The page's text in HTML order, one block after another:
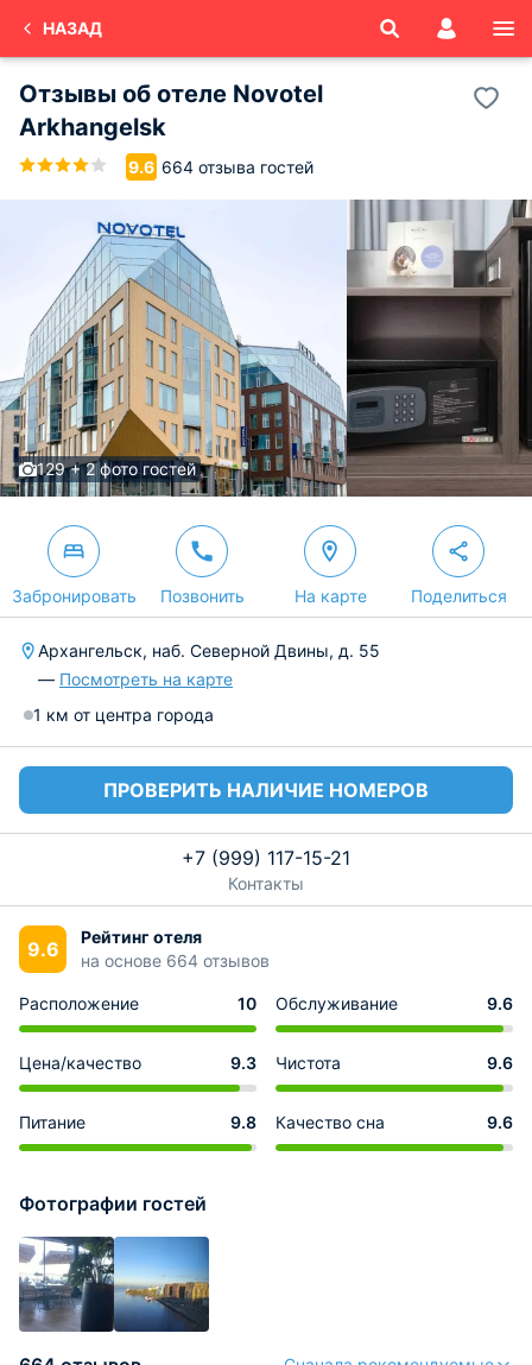
НАЗАД
Отзывы об отеле Novotel
Arkhangelsk
9.6 664 отзыва гостей
129 + 2 фото гостей
Забронировать Позвонить На карте Поделиться
Архангельск, наб. Северной Двины, д. 55
— Посмотреть на карте
1 км от центра города
ПРОВЕРИТЬ НАЛИЧИЕ НОМЕРОВ
+7 (999) 117-15-21
Контакты
9.6
Рейтинг отеля
на основе 664 отзывов
Расположение 10 Обслуживание 9.6
Цена/качество 9.3 Чистота 9.6
Питание 9.8 Качество сна 9.6
Фотографии гостей